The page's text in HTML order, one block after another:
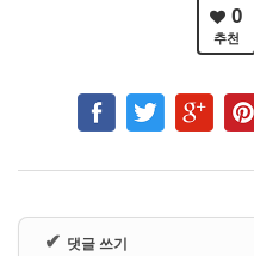
0
추천
✔ 댓글 쓰기